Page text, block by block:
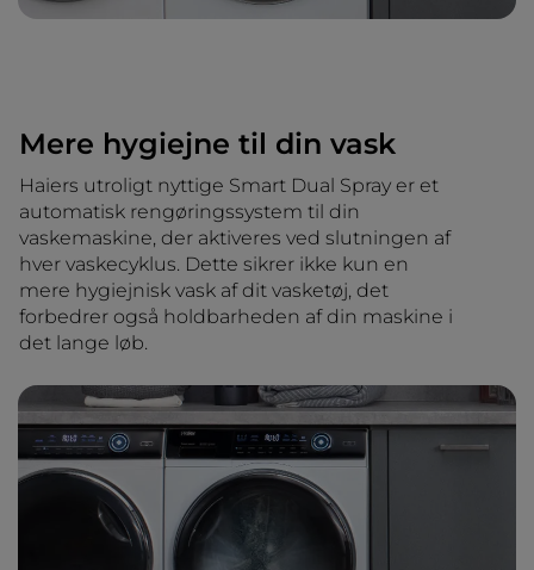
Mere hygiejne til din vask
Haiers utroligt nyttige Smart Dual Spray er et
automatisk rengøringssystem til din
vaskemaskine, der aktiveres ved slutningen af
hver vaskecyklus. Dette sikrer ikke kun en
mere hygiejnisk vask af dit vasketøj, det
forbedrer også holdbarheden af din maskine i
det lange løb.